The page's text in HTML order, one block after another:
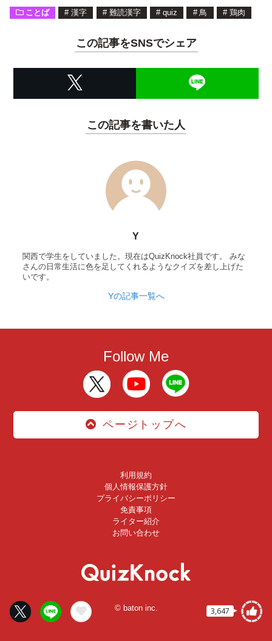
3,647
ことば # 漢字 # 難読漢字 # quiz # 鳥 # 鶏肉
この記事をSNSでシェア
この記事を書いた人
Y
関西で学生をしていました。現在はQuizKnock社員です。 みな
さんの日常生活に色を足してくれるようなクイズを差し上げた
いです。
Yの記事一覧へ
Follow Me
ページトップへ
利用規約
個人情報保護方針
プライバシーポリシー
免責事項
ライター紹介
お問い合わせ
© baton inc.